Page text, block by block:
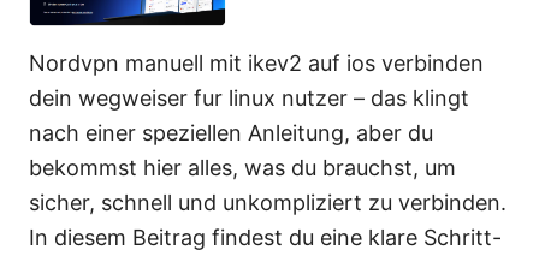
Nordvpn manuell mit ikev2 auf ios verbinden
dein wegweiser fur linux nutzer – das klingt
nach einer speziellen Anleitung, aber du
bekommst hier alles, was du brauchst, um
sicher, schnell und unkompliziert zu verbinden.
In diesem Beitrag findest du eine klare Schritt-